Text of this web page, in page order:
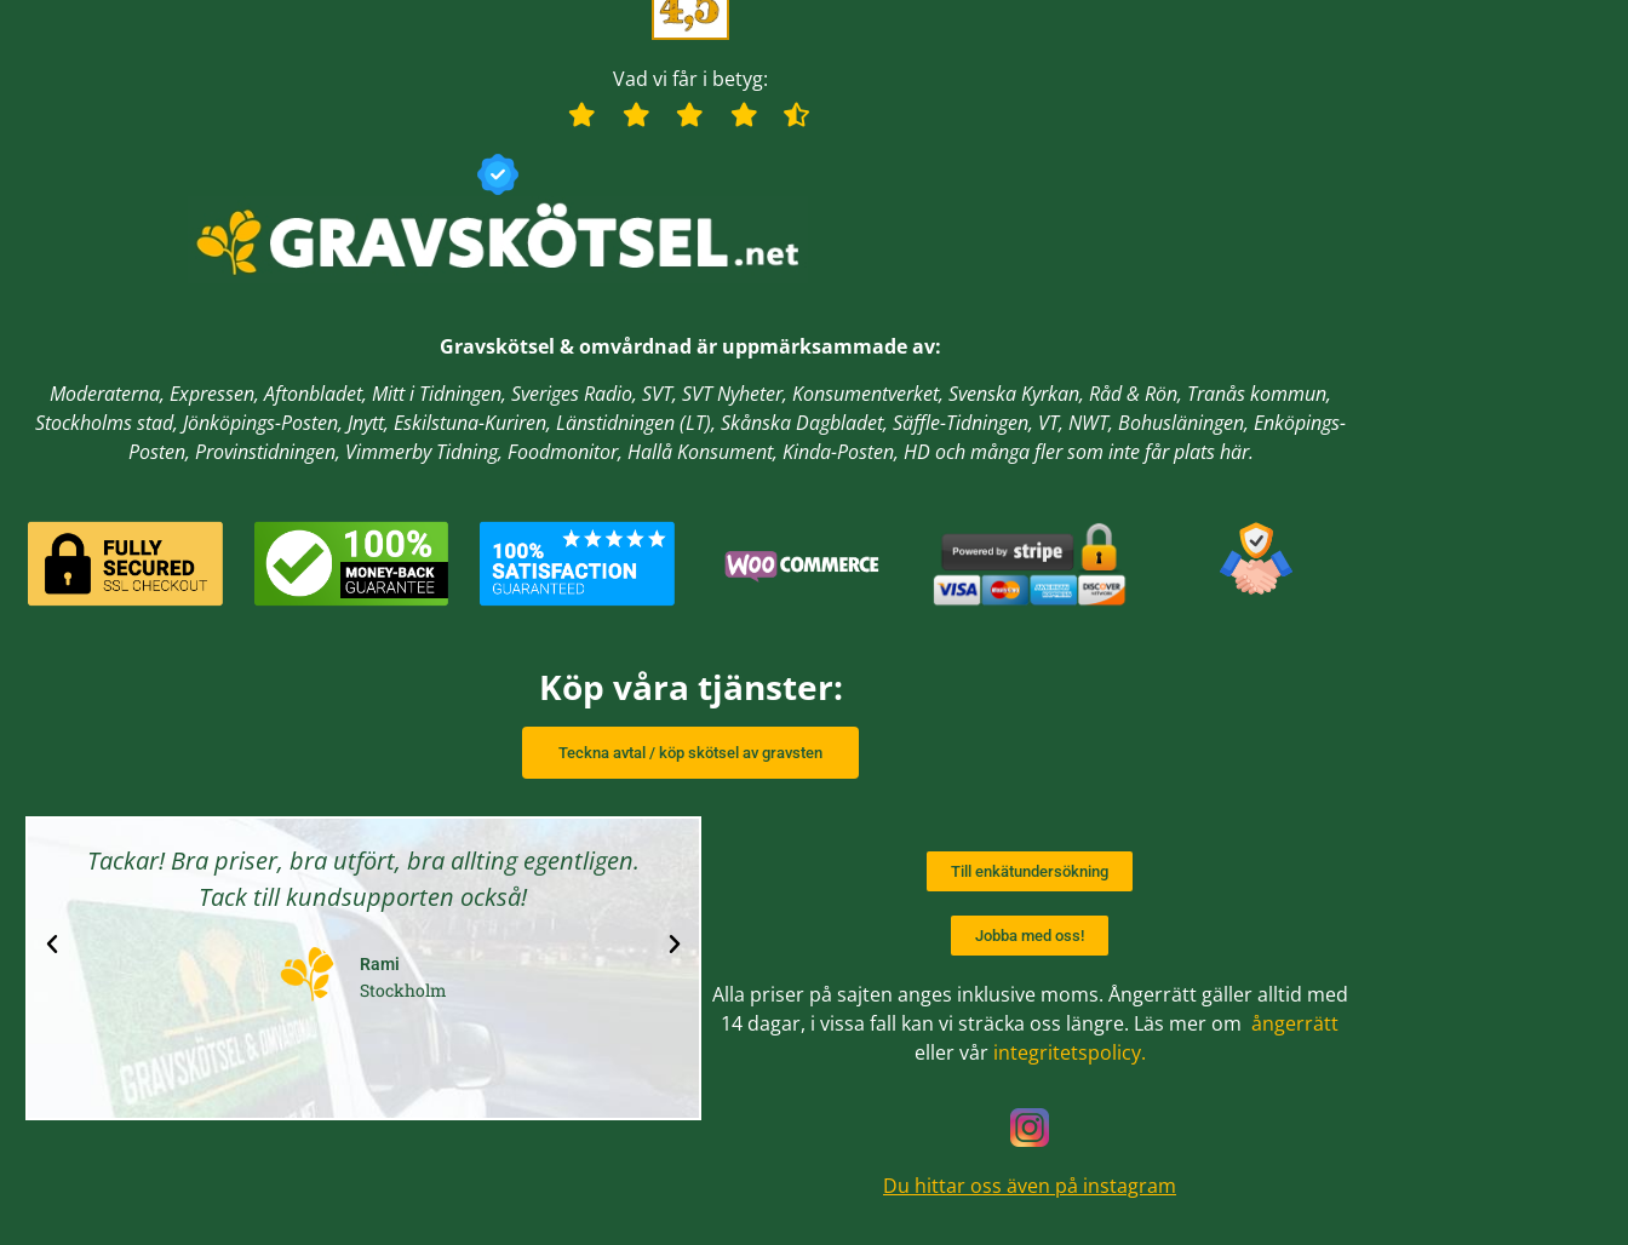
Vad vi får i betyg:
Gravskötsel & omvårdnad är uppmärksammade av:
Moderaterna, Expressen, Aftonbladet, Mitt i Tidningen, Sveriges Radio, SVT, SVT Nyheter, Konsumentverket, Svenska Kyrkan, Råd & Rön, Tranås kommun,
Stockholms stad, Jönköpings-Posten, Jnytt, Eskilstuna-Kuriren, Länstidningen (LT), Skånska Dagbladet, Säffle-Tidningen, VT, NWT, Bohusläningen, Enköpings-
Posten, Provinstidningen, Vimmerby Tidning, Foodmonitor, Hallå Konsument, Kinda-Posten, HDoch många fler som inte får plats här.
Köp våra tjänster:
Teckna avtal / köp skötsel av gravsten
Tackar! Bra priser, bra utfört, bra allting egentligen.
Tack till kundsupporten också!
Rami
Stockholm
Riktigt bra, ett stort tack ska ni ha på Gravskötsel och
omvårdnad
Uppsala
Till enkätundersökning
Jobba med oss!
Alla priser på sajten anges inklusive moms. Ångerrätt gäller alltid med
14 dagar, i vissa fall kan vi sträcka oss längre. Läs mer om ångerrätt
eller vår integritetspolicy.
Du hittar oss även på instagram